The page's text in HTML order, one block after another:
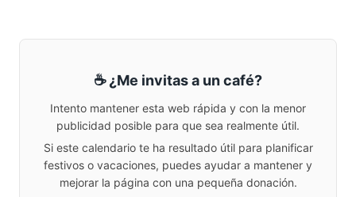
☕ ¿Me invitas a un café?
Intento mantener esta web rápida y con la menor
publicidad posible para que sea realmente útil.
Si este calendario te ha resultado útil para planificar
festivos o vacaciones, puedes ayudar a mantener y
mejorar la página con una pequeña donación.